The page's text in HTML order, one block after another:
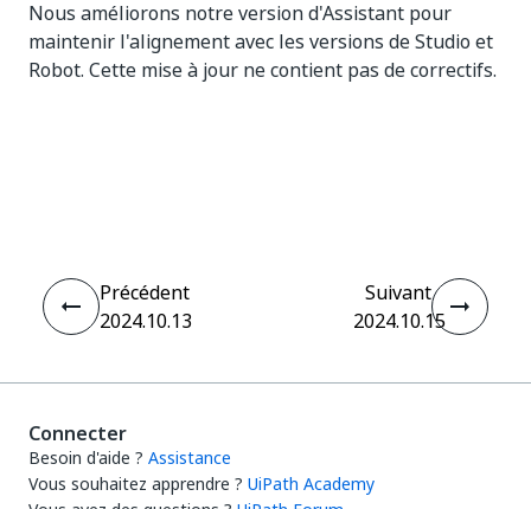
Nous améliorons notre version d'Assistant pour
maintenir l'alignement avec les versions de Studio et
Robot. Cette mise à jour ne contient pas de correctifs.
Précédent
2024.10.13
Suivant
2024.10.15
Connecter
Besoin d'aide ? Assistance
Vous souhaitez apprendre ? UiPath Academy